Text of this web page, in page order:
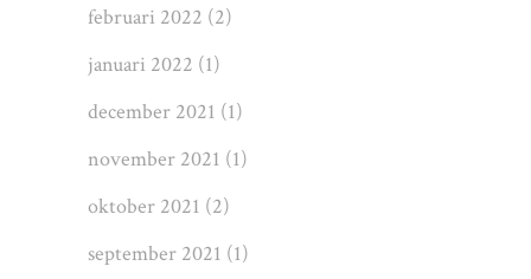
februari 2022 (2)
januari 2022 (1)
december 2021 (1)
november 2021 (1)
oktober 2021 (2)
september 2021 (1)